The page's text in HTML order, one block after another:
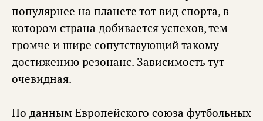
популярнее на планете тот вид спорта, в
котором страна добивается успехов, тем
громче и шире сопутствующий такому
достижению резонанс. Зависимость тут
очевидная.
По данным Европейского союза футбольных